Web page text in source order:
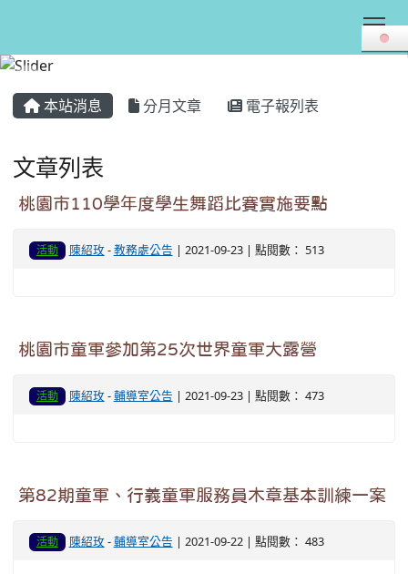
本站消息 分月文章 電子報列表
文章列表
桃園市110學年度學生舞蹈比賽實施要點
活動 陳紹玫-教務處公告 | 2021-09-23 | 點閱數： 513
桃園市童軍參加第25次世界童軍大露營
活動 陳紹玫-輔導室公告 | 2021-09-23 | 點閱數： 473
第82期童軍、行義童軍服務員木章基本訓練一案
活動 陳紹玫-輔導室公告 | 2021-09-22 | 點閱數： 483